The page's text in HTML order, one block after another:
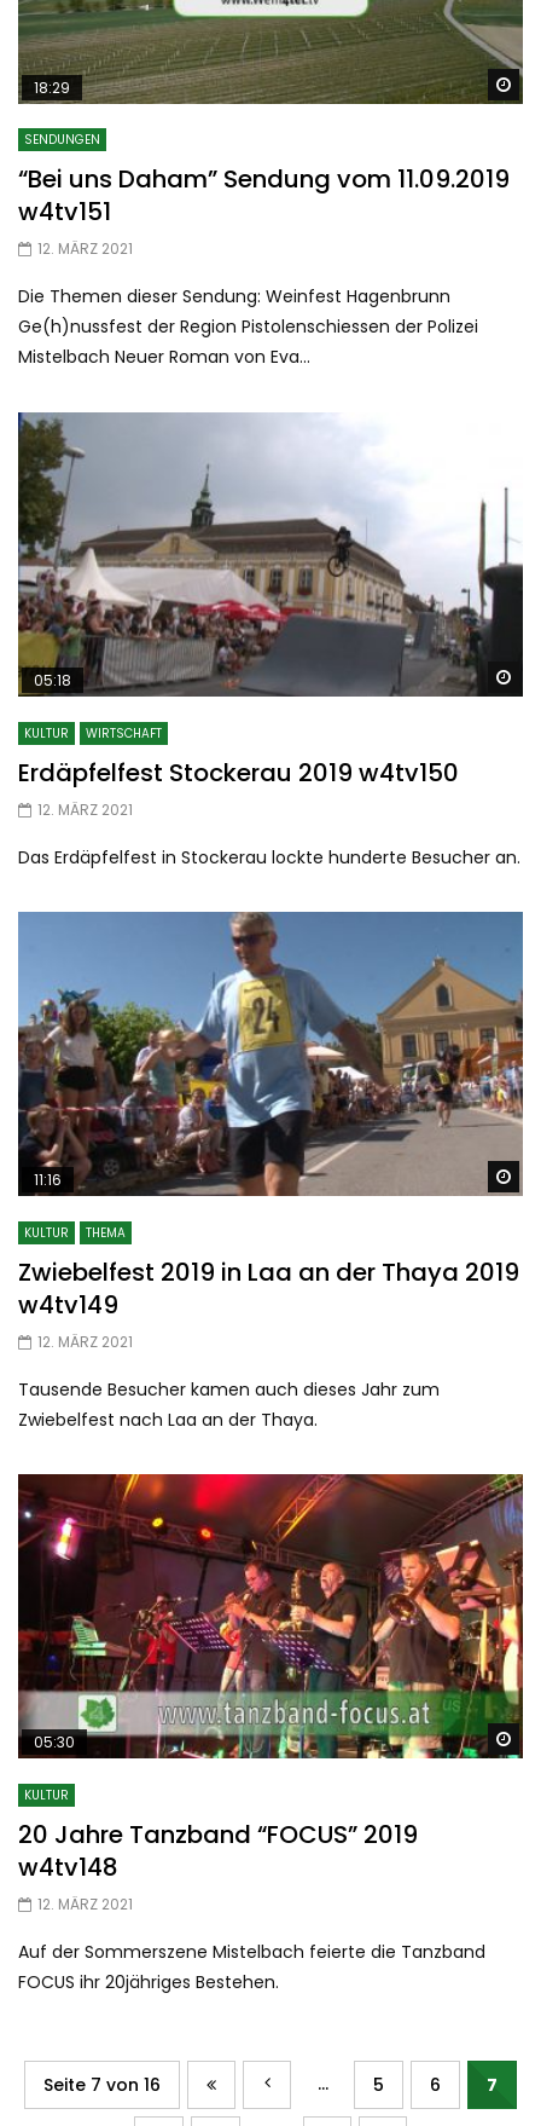
18:29
SENDUNGEN
“Bei uns Daham” Sendung vom 11.09.2019
w4tv151
12. MÄRZ 2021
Die Themen dieser Sendung: Weinfest Hagenbrunn
Ge(h)nussfest der Region Pistolenschiessen der Polizei
Mistelbach Neuer Roman von Eva...
05:18
KULTUR WIRTSCHAFT
Erdäpfelfest Stockerau 2019 w4tv150
12. MÄRZ 2021
Das Erdäpfelfest in Stockerau lockte hunderte Besucher an.
11:16
KULTUR THEMA
Zwiebelfest 2019 in Laa an der Thaya 2019
w4tv149
12. MÄRZ 2021
Tausende Besucher kamen auch dieses Jahr zum
Zwiebelfest nach Laa an der Thaya.
05:30
KULTUR
20 Jahre Tanzband “FOCUS” 2019
w4tv148
12. MÄRZ 2021
Auf der Sommerszene Mistelbach feierte die Tanzband
FOCUS ihr 20jähriges Bestehen.
Seite 7 von 16 ... 5 6 7